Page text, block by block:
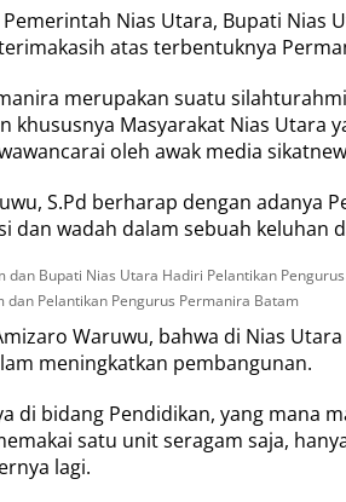
a
H
a
i
r
i
P
l
a
t
i
a
n
e
n
g
u
Nias Utara, Bupati Nias
atas terbentuknya
merupakan suatu
khususnya Masyarakat Nias Utara
oleh awak media
S.Pd berharap dengan adanya
dan wadah dalam sebuah keluhan
dan Pelantikan Pengurus Permanira Batam
Waruwu, bahwa di Nias
meningkatkan pembangunan.
di bidang Pendidikan, yang mana
satu unit seragam saja,
lagi.